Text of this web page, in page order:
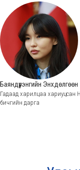
Баяндүүрэнгийн Энхдөлгөөн
Гадаад харилцаа хариуцсан
бичгийн дарга